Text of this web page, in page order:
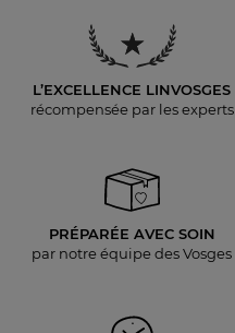
L’EXCELLENCE LINVOSGES
récompensée par les experts
PRÉPARÉE AVEC SOIN
par notre équipe des Vosges